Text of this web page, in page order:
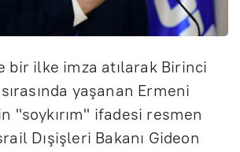
bir ilke imza atılarak Birinci
yaşanan Ermeni
"soykırım" ifadesi resmen
Dışişleri Bakanı Gideon